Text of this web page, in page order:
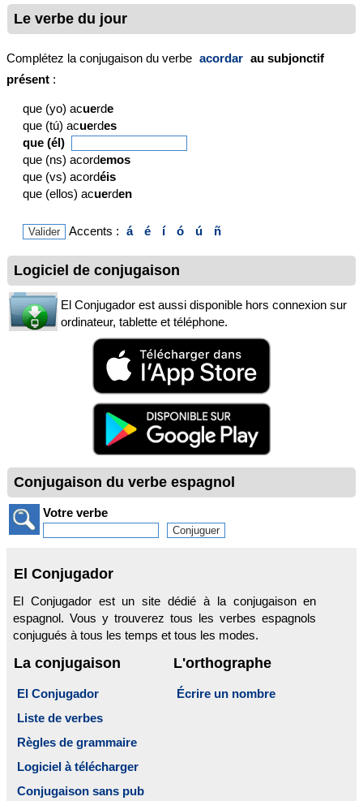
Le verbe du jour
Complétez la conjugaison du verbe acordar au subjonctif
présent :
que (yo) acuerde
que (tú) acuerdes
que (él)
que (ns) acordemos
que (vs) acordéis
que (ellos) acuerden
Accents : á é í ó ú ñ
Logiciel de conjugaison
El Conjugador est aussi disponible hors connexion sur
ordinateur, tablette et téléphone.
Conjugaison du verbe espagnol
Votre verbe
El Conjugador
El Conjugador est un site dédié à la conjugaison en
espagnol. Vous y trouverez tous les verbes espagnols
conjugués à tous les temps et tous les modes.
La conjugaison
El Conjugador
Liste de verbes
Règles de grammaire
Logiciel à télécharger
Conjugaison sans pub
L'orthographe
Écrire un nombre